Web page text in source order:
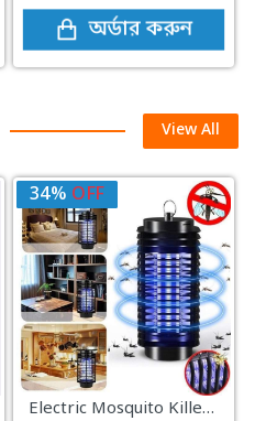
অর্ডার করুন
View All
34% OFF
Electric Mosquito Killer Lamp